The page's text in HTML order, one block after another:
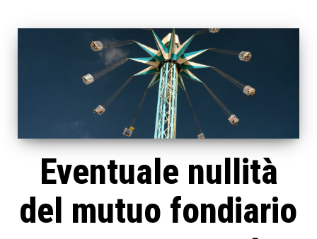
Eventuale nullità
del mutuo fondiario